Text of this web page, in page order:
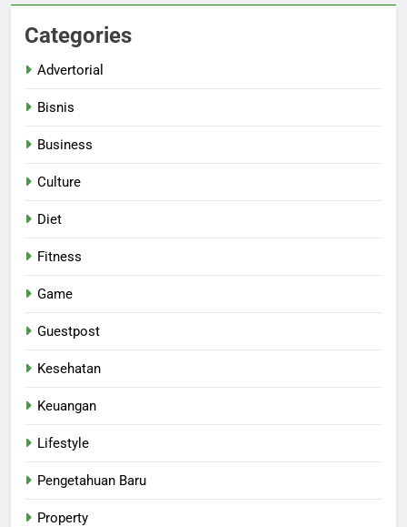
Categories
Advertorial
Bisnis
Business
Culture
Diet
Fitness
Game
Guestpost
Kesehatan
Keuangan
Lifestyle
Pengetahuan Baru
Property